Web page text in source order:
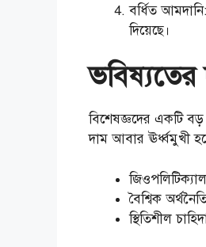
বর্ধিত
দিয়েছে।
বিশেষজ্ঞদের একটি
দাম আবার ঊর্ধ্বমুখী
বৈশ্বিক
স্থিতিশীল